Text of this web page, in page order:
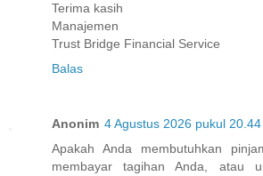
Terima kasih
Manajemen
Trust Bridge Financial Service
Balas
Anonim 4 Agustus 2026 pukul 20.44
Apakah Anda membutuhkan
membayar tagihan Anda, atau